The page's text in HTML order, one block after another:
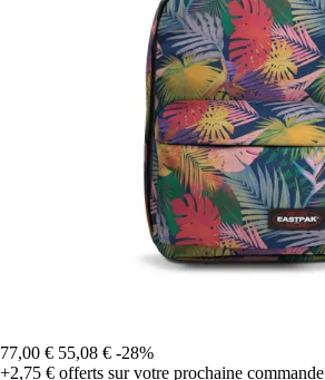
77,00 € 55,08 € -28%
+2,75 € offerts sur votre prochaine commande